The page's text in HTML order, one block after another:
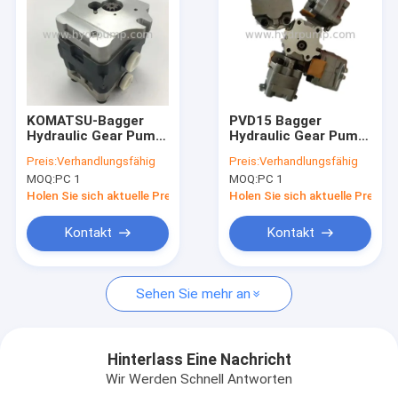
Videos
VR Show
Über uns
Qualitätskontrolle
Kontakt
Referenzen
KOMATSU-Bagger
Hydraulic Gear Pump
PC27MR PC30MR
PC30UU
Preis:Verhandlungsfähig
MOQ:PC 1
Holen Sie sich aktuelle Preis
Kontakt
PVD15 Bagger
Hydraulic Gear Pump
Preis:Verhandlungsfähig
MOQ:PC 1
Holen Sie sich aktuelle Preis
Kontakt
Sehen Sie mehr an
Hinterlass Eine Nachricht
Wir Werden Schnell Antworten